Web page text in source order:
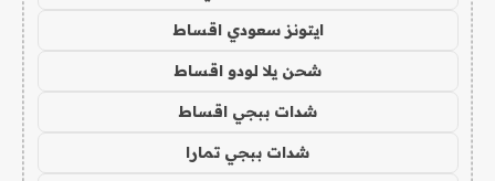
ايتونز سعودي اقساط
شحن يلا لودو اقساط
شدات ببجي اقساط
شدات ببجي تمارا